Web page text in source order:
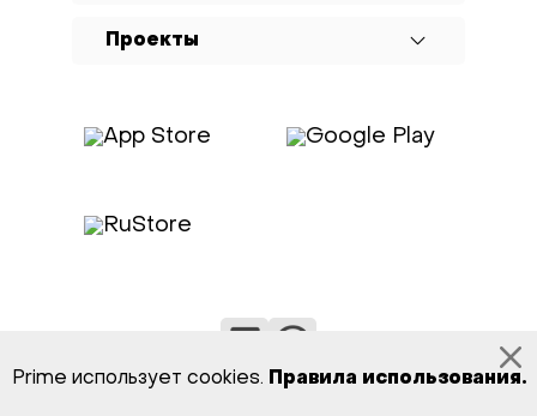
Проекты
Prime использует cookies. Правила использования.